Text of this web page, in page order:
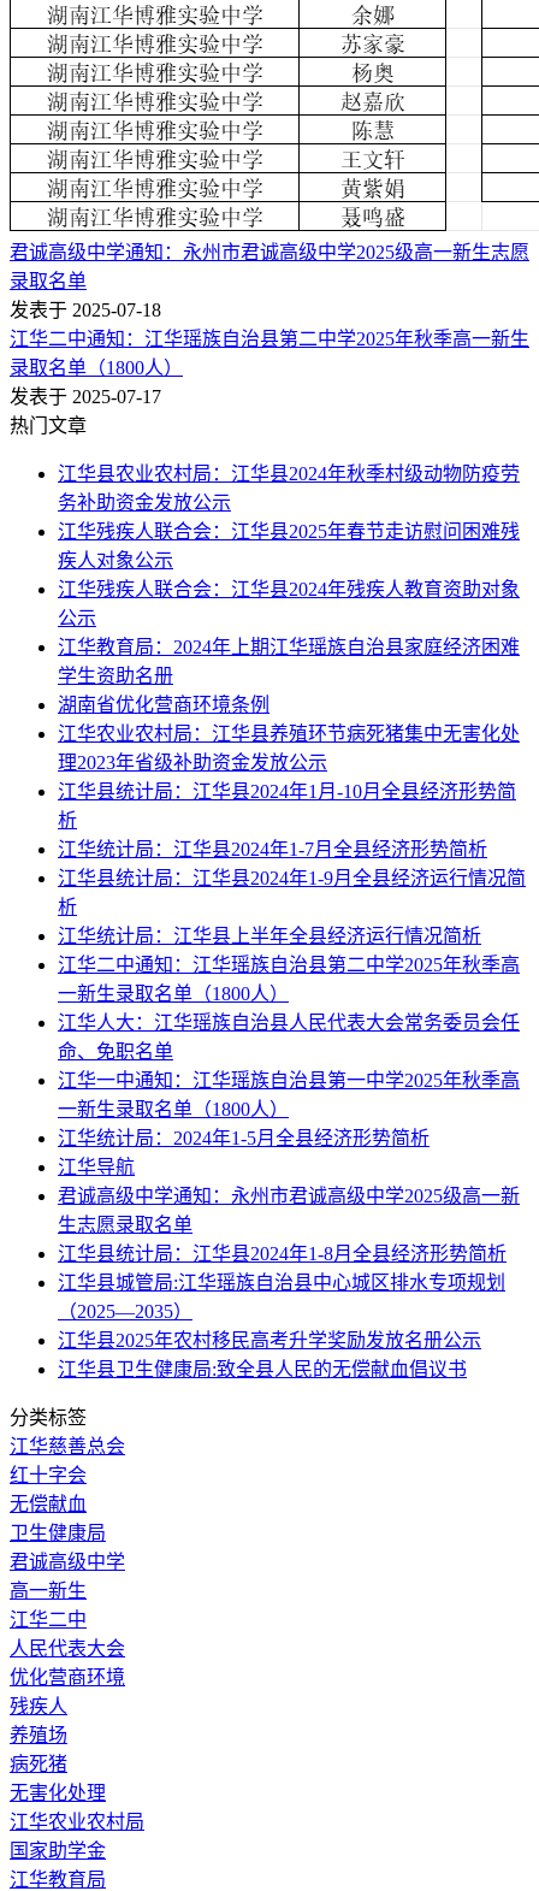
君诚高级中学通知：永州市君诚高级中学2025级高一新生志愿
录取名单
发表于 2025-07-18
江华二中通知：江华瑶族自治县第二中学2025年秋季高一新生
录取名单（1800人）
发表于 2025-07-17
热门文章
江华县农业农村局：江华县2024年秋季村级动物防疫劳
务补助资金发放公示
江华残疾人联合会：江华县2025年春节走访慰问困难残
疾人对象公示
江华残疾人联合会：江华县2024年残疾人教育资助对象
公示
江华教育局：2024年上期江华瑶族自治县家庭经济困难
学生资助名册
湖南省优化营商环境条例
江华农业农村局：江华县养殖环节病死猪集中无害化处
理2023年省级补助资金发放公示
江华县统计局：江华县2024年1月-10月全县经济形势简
析
江华统计局：江华县2024年1-7月全县经济形势简析
江华县统计局：江华县2024年1-9月全县经济运行情况简
析
江华统计局：江华县上半年全县经济运行情况简析
江华二中通知：江华瑶族自治县第二中学2025年秋季高
一新生录取名单（1800人）
江华人大：江华瑶族自治县人民代表大会常务委员会任
命、免职名单
江华一中通知：江华瑶族自治县第一中学2025年秋季高
一新生录取名单（1800人）
江华统计局：2024年1-5月全县经济形势简析
江华导航
君诚高级中学通知：永州市君诚高级中学2025级高一新
生志愿录取名单
江华县统计局：江华县2024年1-8月全县经济形势简析
江华县城管局:江华瑶族自治县中心城区排水专项规划
（2025—2035）
江华县2025年农村移民高考升学奖励发放名册公示
江华县卫生健康局:致全县人民的无偿献血倡议书
分类标签
江华慈善总会
红十字会
无偿献血
卫生健康局
君诚高级中学
高一新生
江华二中
人民代表大会
优化营商环境
残疾人
养殖场
病死猪
无害化处理
江华农业农村局
国家助学金
江华教育局